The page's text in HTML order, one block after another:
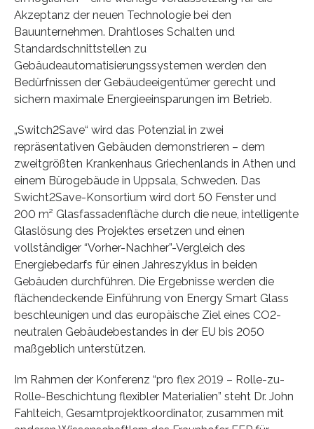
Akzeptanz der neuen Technologie bei den
Bauunternehmen. Drahtloses Schalten und
Standardschnittstellen zu
Gebäudeautomatisierungssystemen werden den
Bedürfnissen der Gebäudeeigentümer gerecht und
sichern maximale Energieeinsparungen im Betrieb.
„Switch2Save“ wird das Potenzial in zwei
repräsentativen Gebäuden demonstrieren – dem
zweitgrößten Krankenhaus Griechenlands in Athen und
einem Bürogebäude in Uppsala, Schweden. Das
Swicht2Save-Konsortium wird dort 50 Fenster und
200 m² Glasfassadenfläche durch die neue, intelligente
Glaslösung des Projektes ersetzen und einen
vollständiger “Vorher-Nachher”-Vergleich des
Energiebedarfs für einen Jahreszyklus in beiden
Gebäuden durchführen. Die Ergebnisse werden die
flächendeckende Einführung von Energy Smart Glass
beschleunigen und das europäische Ziel eines CO2-
neutralen Gebäudebestandes in der EU bis 2050
maßgeblich unterstützen.
Im Rahmen der Konferenz “pro flex 2019 – Rolle-zu-
Rolle-Beschichtung flexibler Materialien” steht Dr. John
Fahlteich, Gesamtprojektkoordinator, zusammen mit